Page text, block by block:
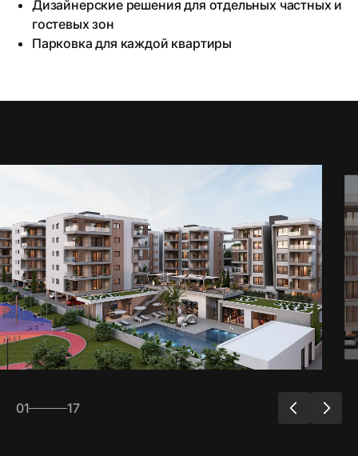
Дизайнерские решения для отдельных частных и
гостевых зон
Парковка для каждой квартиры
01 17